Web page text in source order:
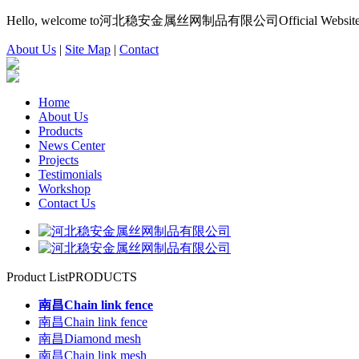
Hello, welcome to河北稳安金属丝网制品有限公司Official
About Us | Site Map | Contact
Home
About Us
Products
News Center
Projects
Testimonials
Workshop
Contact Us
Product ListPRODUCTS
南昌Chain link fence
南昌Chain link fence
南昌Diamond mesh
南昌Chain link mesh